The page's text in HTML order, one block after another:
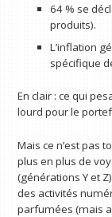
64 % se
produits).
L’inflation
spécifique
En clair : ce qui
lourd pour le
Mais ce n’est pas
plus en plus de
(générations Y et
des activités
parfumées (mais